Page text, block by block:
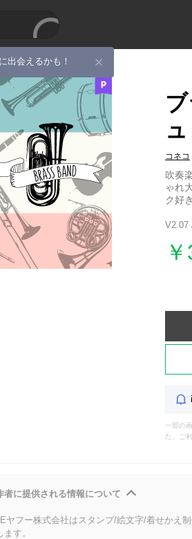
出会えるかも！
ュ
コネコ
吹奏
ゃれ
ク好
V2.07
一部の
た、ご
者に提供される情報について
ヤフー株式会社はスタンプ/絵文字/着せかえ
ます。